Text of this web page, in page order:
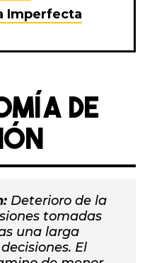
Imperfecta
DE
Deterioro de la
tomadas
una larga
El